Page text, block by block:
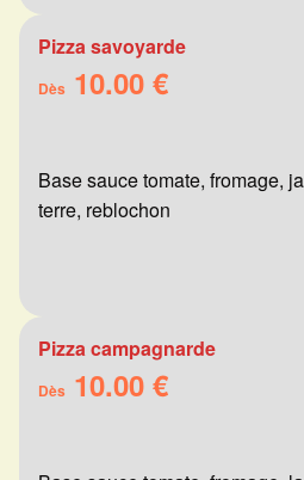
Pizza savoyarde
Dès 10.00 €
Base sauce tomate, fromage,
terre, reblochon
Pizza campagnarde
Dès 10.00 €